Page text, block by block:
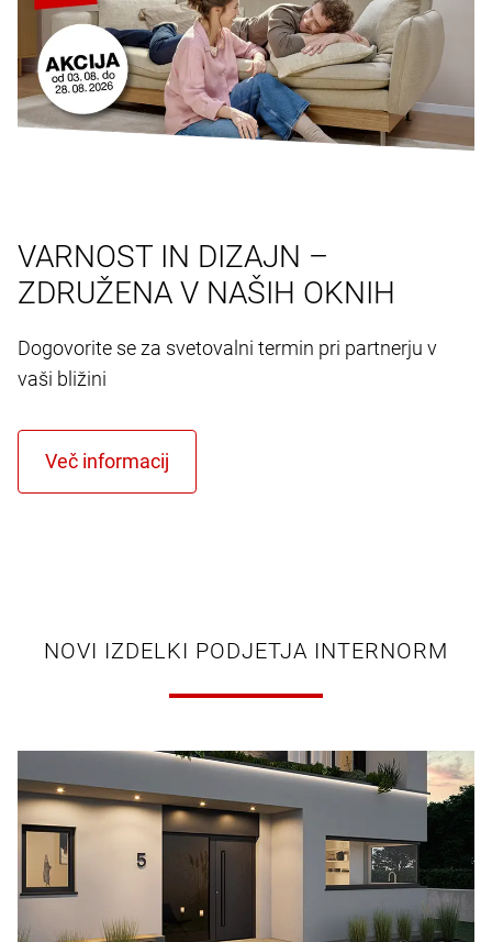
VARNOST IN DIZAJN –
ZDRUŽENA V NAŠIH OKNIH
Dogovorite se za svetovalni termin pri partnerju v
vaši bližini
NOVI IZDELKI PODJETJA INTERNORM